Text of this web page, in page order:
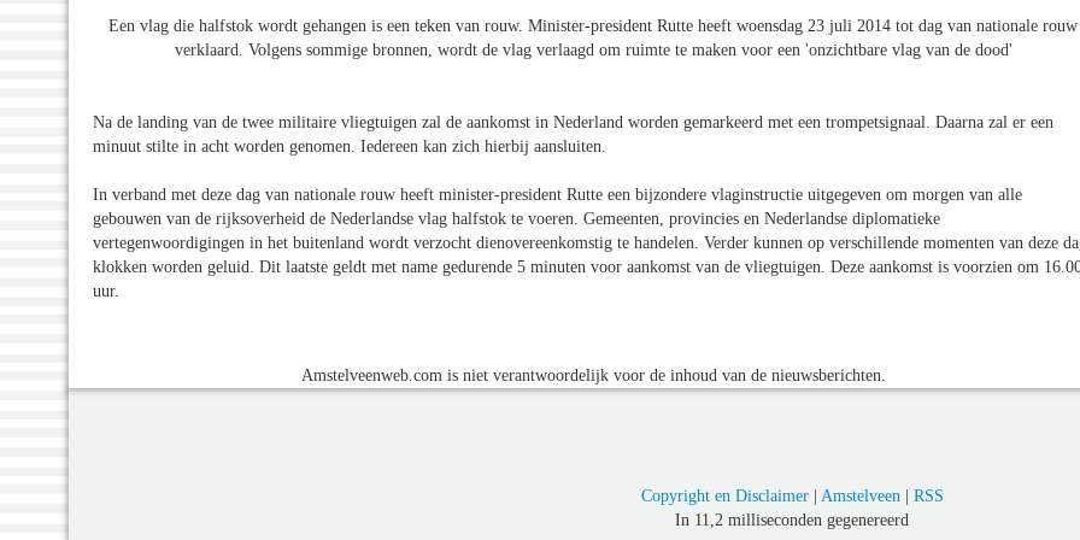
Een vlag die halfstok wordt gehangen is een teken van rouw. Minister-president Rutte heeft woensdag 23 juli 2014 tot dag van nationale rouw
verklaard. Volgens sommige bronnen, wordt de vlag verlaagd om ruimte te maken voor een 'onzichtbare vlag van de dood'
Na de landing van de twee militaire vliegtuigen zal de aankomst in Nederland worden gemarkeerd met een trompetsignaal. Daarna zal er een
minuut stilte in acht worden genomen. Iedereen kan zich hierbij aansluiten.
In verband met deze dag van nationale rouw heeft minister-president Rutte een bijzondere vlaginstructie uitgegeven om morgen van alle
gebouwen van de rijksoverheid de Nederlandse vlag halfstok te voeren. Gemeenten, provincies en Nederlandse diplomatieke
vertegenwoordigingen in het buitenland wordt verzocht dienovereenkomstig te handelen. Verder kunnen op verschillende momenten van deze
klokken worden geluid. Dit laatste geldt met name gedurende 5 minuten voor aankomst van de vliegtuigen. Deze aankomst is voorzien om
uur.
Amstelveenweb.com is niet verantwoordelijk voor de inhoud van de nieuwsberichten.
Copyright en Disclaimer| Amstelveen | RSS
In 11,2 milliseconden gegenereerd